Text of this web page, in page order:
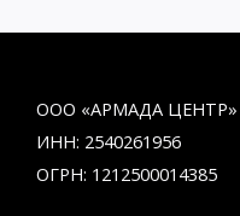
ООО «АРМАДА ЦЕНТР»
ИНН: 2540261956
ОГРН: 1212500014385